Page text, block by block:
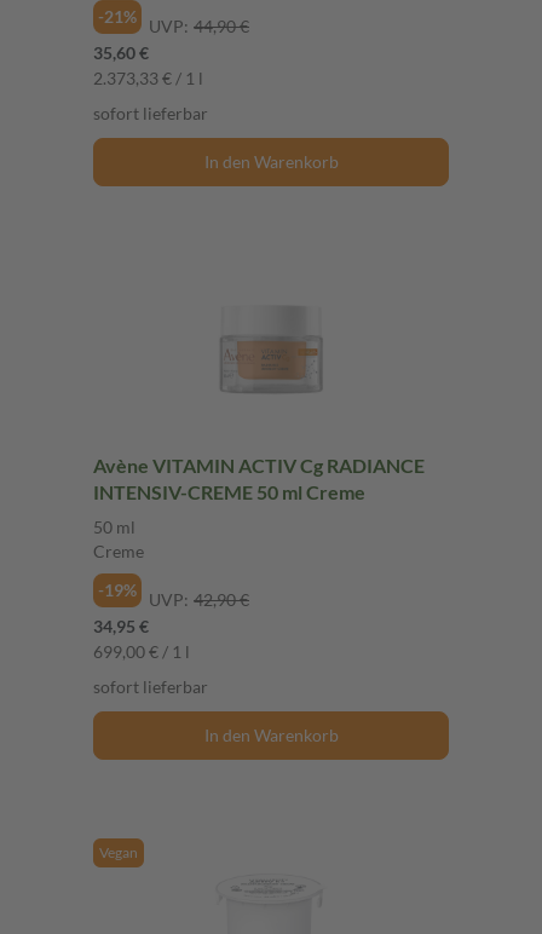
-21%
UVP: 44,90 €
35,60 €
2.373,33 € / 1 l
sofort lieferbar
In den Warenkorb
Avène VITAMIN ACTIV Cg RADIANCE
INTENSIV-CREME 50 ml Creme
50 ml
Creme
-19%
UVP: 42,90 €
34,95 €
699,00 € / 1 l
sofort lieferbar
In den Warenkorb
Vegan